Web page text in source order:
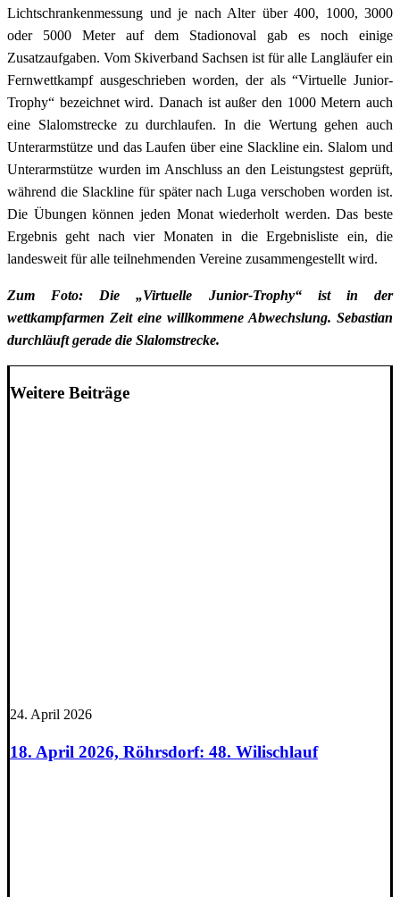
Lichtschrankenmessung und je nach Alter über 400, 1000, 3000
oder 5000 Meter auf dem Stadionoval gab es noch einige
Zusatzaufgaben. Vom Skiverband Sachsen ist für alle Langläufer ein
Fernwettkampf ausgeschrieben worden, der als “Virtuelle Junior-
Trophy“ bezeichnet wird. Danach ist außer den 1000 Metern auch
eine Slalomstrecke zu durchlaufen. In die Wertung gehen auch
Unterarmstütze und das Laufen über eine Slackline ein. Slalom und
Unterarmstütze wurden im Anschluss an den Leistungstest geprüft,
während die Slackline für später nach Luga verschoben worden ist.
Die Übungen können jeden Monat wiederholt werden. Das beste
Ergebnis geht nach vier Monaten in die Ergebnisliste ein, die
landesweit für alle teilnehmenden Vereine zusammengestellt wird.
Zum Foto: Die „Virtuelle Junior-Trophy“ ist in der
wettkampfarmen Zeit eine willkommene Abwechslung. Sebastian
durchläuft gerade die Slalomstrecke.
Weitere Beiträge
24. April 2026
18. April 2026, Röhrsdorf: 48. Wilischlauf